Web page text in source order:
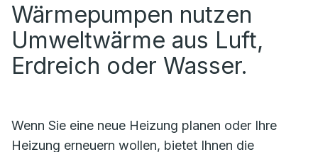
Wärmepumpen nutzen
Umweltwärme aus Luft,
Erdreich oder Wasser.
Wenn Sie eine neue Heizung planen oder Ihre
Heizung erneuern wollen, bietet Ihnen die